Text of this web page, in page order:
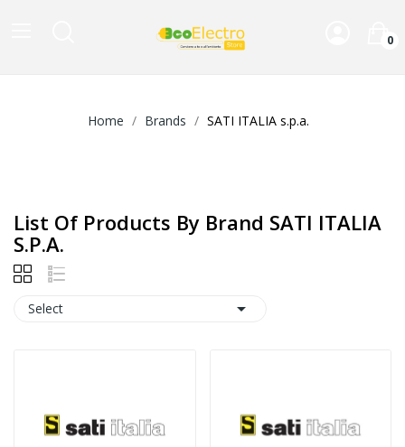
0
Home Brands SATI ITALIA s.p.a.
List Of Products By Brand SATI ITALIA
S.p.a.
Select 